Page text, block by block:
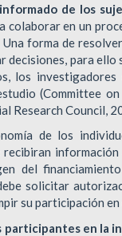
de los
colaborar en un
forma de
decisiones, para
los
(Committee
Research Council,
de los
recibiran
del
solicitar
su participación
participantes en la